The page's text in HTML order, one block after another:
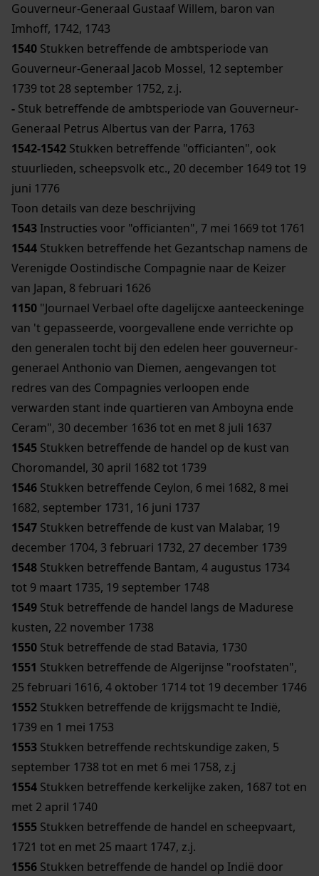
Gouverneur-Generaal Gustaaf Willem, baron van
Imhoff, 1742, 1743
1540 Stukken betreffende de ambtsperiode van
Gouverneur-Generaal Jacob Mossel, 12 september
1739 tot 28 september 1752, z.j.
- Stuk betreffende de ambtsperiode van Gouverneur-
Generaal Petrus Albertus van der Parra, 1763
1542-1542 Stukken betreffende "officianten", ook
stuurlieden, scheepsvolk etc., 20 december 1649 tot 19
juni 1776
Toon details van deze beschrijving
1543 Instructies voor "officianten", 7 mei 1669 tot 1761
1544 Stukken betreffende het Gezantschap namens de
Verenigde Oostindische Compagnie naar de Keizer
van Japan, 8 februari 1626
1150 "Journael Verbael ofte dagelijcxe aanteeckeninge
van 't gepasseerde, voorgevallene ende verrichte op
den generalen tocht bij den edelen heer gouverneur-
generael Anthonio van Diemen, aengevangen tot
redres van des Compagnies verloopen ende
verwarden stant inde quartieren van Amboyna ende
Ceram", 30 december 1636 tot en met 8 juli 1637
1545 Stukken betreffende de handel op de kust van
Choromandel, 30 april 1682 tot 1739
1546 Stukken betreffende Ceylon, 6 mei 1682, 8 mei
1682, september 1731, 16 juni 1737
1547 Stukken betreffende de kust van Malabar, 19
december 1704, 3 februari 1732, 27 december 1739
1548 Stukken betreffende Bantam, 4 augustus 1734
tot 9 maart 1735, 19 september 1748
1549 Stuk betreffende de handel langs de Madurese
kusten, 22 november 1738
1550 Stuk betreffende de stad Batavia, 1730
1551 Stukken betreffende de Algerijnse "roofstaten",
25 februari 1616, 4 oktober 1714 tot 19 december 1746
1552 Stukken betreffende de krijgsmacht te Indië,
1739 en 1 mei 1753
1553 Stukken betreffende rechtskundige zaken, 5
september 1738 tot en met 6 mei 1758, z.j
1554 Stukken betreffende kerkelijke zaken, 1687 tot en
met 2 april 1740
1555 Stukken betreffende de handel en scheepvaart,
1721 tot en met 25 maart 1747, z.j.
1556 Stukken betreffende de handel op Indië door